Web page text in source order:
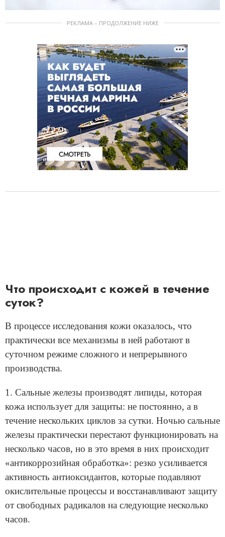
РЕКЛАМА – ПРОДОЛЖЕНИЕ НИЖЕ
Что происходит с кожей в течение
суток?
В процессе исследования кожи оказалось, что
практически все механизмы в ней работают в
суточном режиме сложного и непрерывного
производства.
1. Сальные железы производят липиды, которая
кожа использует для защиты: не постоянно, а в
течение нескольких циклов за сутки. Ночью сальные
железы практически перестают функционировать на
несколько часов, но в это время в них происходит
«антикоррозийная обработка»: резко усиливается
активность антиоксидантов, которые подавляют
окислительные процессы и восстанавливают защиту
от свободных радикалов на следующие несколько
часов.